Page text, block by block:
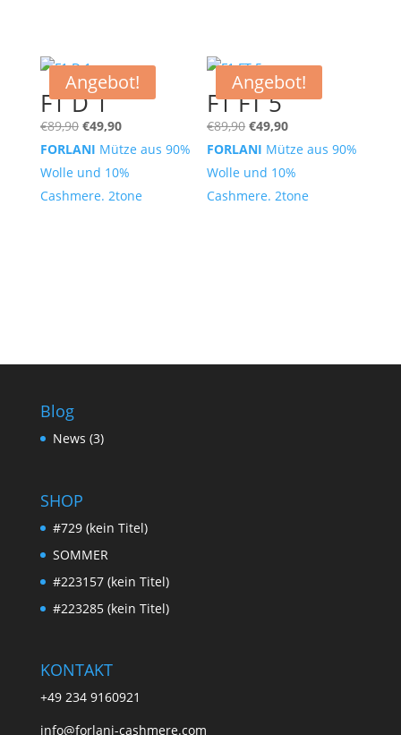
Angebot!
F1 D 1
€89,90 Ursprünglicher
Preis
war:
€89,90
€49,90Aktueller
Preis
ist:
€49,90.
FORLANI Mütze aus 90%
Wolle und 10%
Cashmere. 2tone
Angebot!
F1 FT 5
€89,90 Ursprünglicher
Preis
war:
€89,90
€49,90Aktueller
Preis
ist:
€49,90.
FORLANI Mütze aus 90%
Wolle und 10%
Cashmere. 2tone
Blog
News (3)
SHOP
#729 (kein Titel)
SOMMER
#223157 (kein Titel)
#223285 (kein Titel)
KONTAKT
+49 234 9160921
info@forlani-cashmere.com